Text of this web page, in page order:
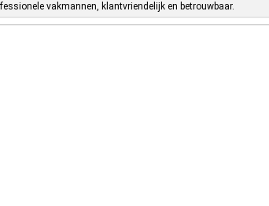
vakmannen, klantvriendelijk en betrouwbaar.